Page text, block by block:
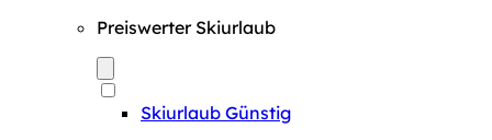
Preiswerter Skiurlaub
Skiurlaub Günstig